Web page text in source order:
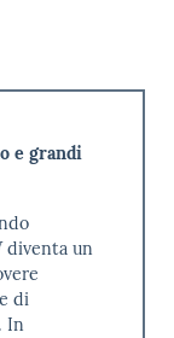
e grandi
diventa un
di
In